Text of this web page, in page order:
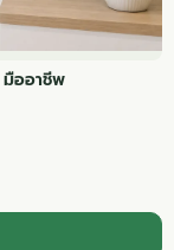
ออาชีพ